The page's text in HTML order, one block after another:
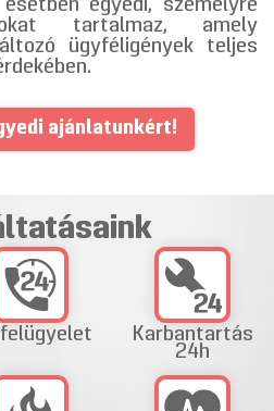
egyedi, személyre
tartalmaz, amely
ügyféligények teljes
ajánlatunkért!
Karbantartás
24h